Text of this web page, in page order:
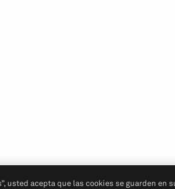
usted acepta que las cookies se guarden en